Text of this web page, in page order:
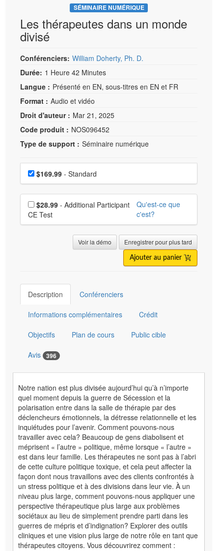
SÉMINAIRE NUMÉRIQUE
Les thérapeutes dans un monde
divisé
Conférenciers: William Doherty, Ph. D.
Durée: 1 Heure 42 Minutes
Langue : Présenté en EN, sous-titres en EN et FR
Format : Audio et vidéo
Droit d'auteur : Mar 21, 2025
Code produit : NOS096452
Type de support : Séminaire numérique
Choisissez un prix
Prix$169.99 - Standard
Choisissez un prix supplémentaire
$28.99
CE Test
Qu'est-ce que
c'est?
Voir la démo Enregistrer pour plus tard
Ajouter au panier
Description Conférenciers
Informations complémentaires Crédit
Objectifs Plan de cours Public cible
Avis 396
Notre nation est plus divisée aujourd’hui qu’à n’importe
quel moment depuis la guerre de Sécession et la
polarisation entre dans la salle de thérapie par des
déclencheurs émotionnels, la détresse relationnelle et les
inquiétudes pour l’avenir. Comment pouvons-nous
travailler avec cela? Beaucoup de gens diabolisent et
méprisent « l’autre » politique, même lorsque « l’autre »
est dans leur famille. Les thérapeutes ne sont pas à l’abri
de cette culture politique toxique, et cela peut affecter la
façon dont nous travaillons avec des clients confrontés à
un stress politique et à des divisions dans leur vie. À un
niveau plus large, comment pouvons-nous appliquer une
perspective thérapeutique plus large aux problèmes
sociétaux au lieu de simplement prendre parti dans les
guerres de mépris et d’indignation? Explorer des outils
cliniques et une vision plus large de notre rôle en tant que
thérapeutes citoyens. Vous découvrirez comment :